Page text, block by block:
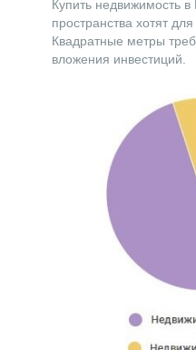
Купить недвижимость в
пространства хотят
Квадратные метры
вложения инвестиций.